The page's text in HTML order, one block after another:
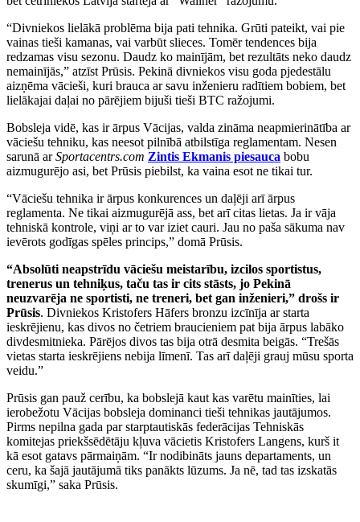
“Divniekos lielākā problēma bija pati tehnika. Grūti pateikt, vai pie
vainas tieši kamanas, vai varbūt slieces. Tomēr tendences bija
redzamas visu sezonu. Daudz ko mainījām, bet rezultāts neko daudz
nemainījās,” atzīst Prūsis. Pekinā divniekos visu goda pjedestālu
aizņēma vācieši, kuri brauca ar savu inženieru radītiem bobiem, bet
lielākajai daļai no pārējiem bijuši tieši BTC ražojumi.
Bobsleja vidē, kas ir ārpus Vācijas, valda zināma neapmierinātība ar
vāciešu tehniku, kas neesot pilnībā atbilstīga reglamentam. Nesen
sarunā arSportacentrs.com Zintis Ekmanis piesauca bobu
aizmugurējo asi, bet Prūsis piebilst, ka vaina esot ne tikai tur.
“Vāciešu tehnika ir ārpus konkurences un daļēji arī ārpus
reglamenta. Ne tikai aizmugurējā ass, bet arī citas lietas. Ja ir vāja
tehniskā kontrole, viņi ar to var iziet cauri. Jau no paša sākuma nav
ievērots godīgas spēles princips,” domā Prūsis.
“Absolūti neapstrīdu vāciešu meistarību, izcilos sportistus,
trenerus un tehniķus, taču tas ir cits stāsts, jo Pekinā
neuzvarēja ne sportisti, ne treneri, bet gan inženieri,” drošs ir
Prūsis. Divniekos Kristofers Hāfers bronzu izcīnīja ar starta
ieskrējienu, kas divos no četriem braucieniem pat bija ārpus labāko
divdesmitnieka. Pārējos divos tas bija otrā desmita beigās. “Trešās
vietas starta ieskrējiens nebija līmenī. Tas arī daļēji grauj mūsu sporta
veidu.”
Prūsis gan pauž cerību, ka bobslejā kaut kas varētu mainīties, lai
ierobežotu Vācijas bobsleja dominanci tieši tehnikas jautājumos.
Pirms nepilna gada par starptautiskās federācijas Tehniskās
komitejas priekšsēdētāju kļuva vācietis Kristofers Langens, kurš it
kā esot gatavs pārmaiņām. “Ir nodibināts jauns departaments, un
ceru, ka šajā jautājumā tiks panākts lūzums. Ja nē, tad tas izskatās
skumīgi,” saka Prūsis.